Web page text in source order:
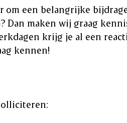
om een belangrijke
Dan maken wij graag
krijg je al een
kennen!